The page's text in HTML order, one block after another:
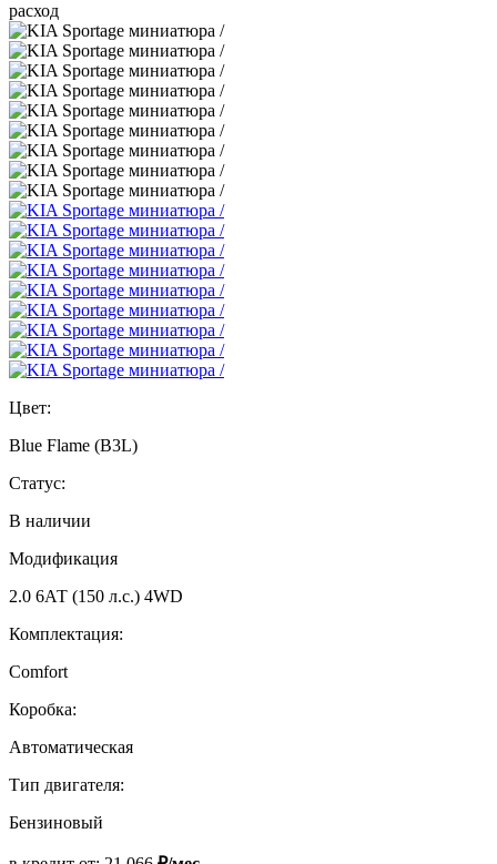
расход
Цвет:
Blue Flame (B3L)
Статус:
В наличии
Модификация
2.0 6АТ (150 л.с.) 4WD
Комплектация:
Comfort
Коробка:
Автоматическая
Тип двигателя:
Бензиновый